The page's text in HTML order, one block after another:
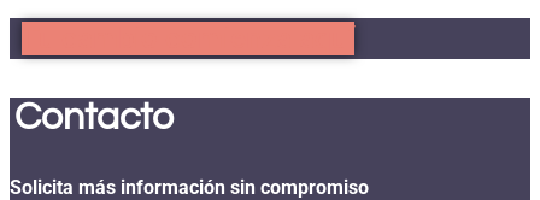
Contacto
Solicita más información sin compromiso